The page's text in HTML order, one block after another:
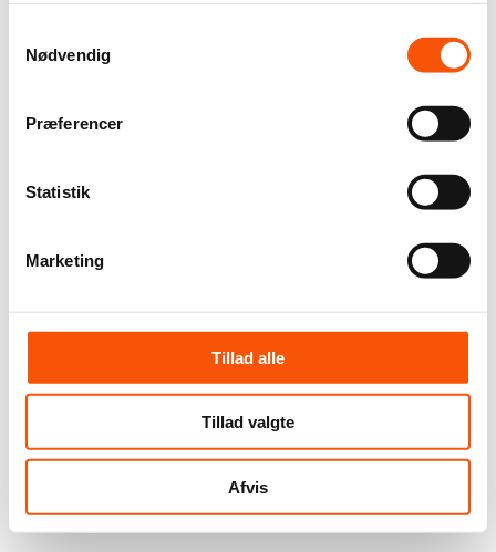
Nødvendig
Præferencer
Statistik
Marketing
Tillad alle
Tillad valgte
Afvis